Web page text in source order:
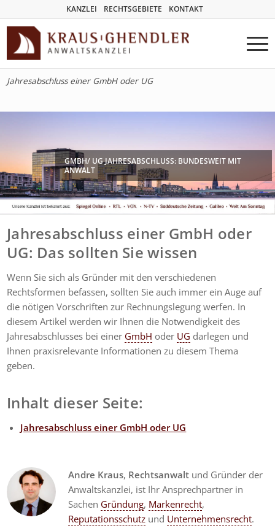
KANZLEI RECHTSGEBIETE KONTAKT
Jahresabschluss einer GmbH oder UG
GMBH/ UG JAHRESABSCHLUSS: BUNDESWEIT MIT
ANWALT
Jahresabschluss einer GmbH oder
UG: Das sollten Sie wissen
Wenn Sie sich als Gründer mit den verschiedenen
Rechtsformen befassen, sollten Sie auch immer ein Auge auf
die nötigen Vorschriften zur Rechnungslegung werfen. In
diesem Artikel werden wir Ihnen die Notwendigkeit des
Jahresabschlusses bei einer GmbH oder UG darlegen und
Ihnen praxisrelevante Informationen zu diesem Thema
geben.
Inhalt dieser Seite:
Jahresabschluss einer GmbH oder UG
Andre Kraus, Rechtsanwalt und Gründer der
Anwaltskanzlei, ist Ihr Ansprechpartner in
Sachen Gründung, Markenrecht,
Reputationsschutz und Unternehmensrecht.